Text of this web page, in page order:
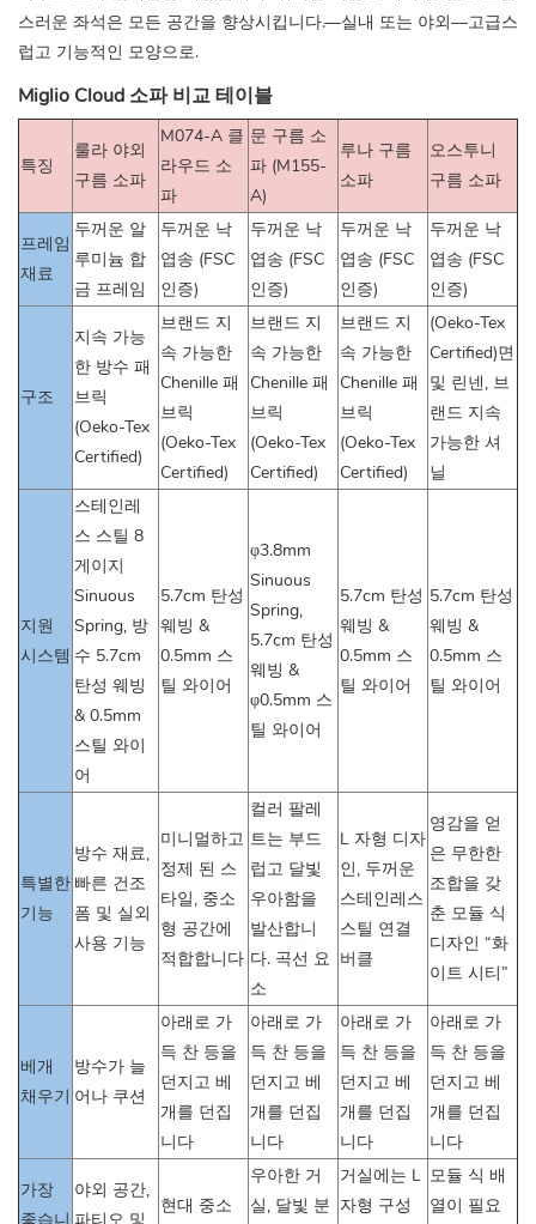
스러운 좌석은 모든 공간을 향상시킵니다.—실내 또는 야외—고급스
럽고 기능적인 모양으로.
Miglio Cloud 소파 비교 테이블
특징
룰라 야외
구름 소파
M074-A 클
라우드 소
파
문 구름 소
파 (M155-
A)
루나 구름
소파
오스투니
구름 소파
프레임
재료
두꺼운 알
루미늄 합
금 프레임
두꺼운 낙
엽송 (FSC
인증)
두꺼운 낙
엽송 (FSC
인증)
두꺼운 낙
엽송 (FSC
인증)
두꺼운 낙
엽송 (FSC
인증)
구조
지속 가능
한 방수 패
브릭
(Oeko-Tex
Certified)
브랜드 지
속 가능한
Chenille 패
브릭
(Oeko-Tex
Certified)
브랜드 지
속 가능한
Chenille 패
브릭
(Oeko-Tex
Certified)
브랜드 지
속 가능한
Chenille 패
브릭
(Oeko-Tex
Certified)
(Oeko-Tex
Certified)면
및 린넨, 브
랜드 지속
가능한 셔
닐
지원
시스템
스테인레
스 스틸 8
게이지
Sinuous
Spring, 방
수 5.7cm
탄성 웨빙
& 0.5mm
스틸 와이
어
5.7cm 탄성
웨빙 &
0.5mm 스
틸 와이어
φ3.8mm
Sinuous
Spring,
5.7cm 탄성
웨빙 &
φ0.5mm 스
틸 와이어
5.7cm 탄성
웨빙 &
0.5mm 스
틸 와이어
5.7cm 탄성
웨빙 &
0.5mm 스
틸 와이어
특별한
기능
방수 재료,
빠른 건조
폼 및 실외
사용 기능
미니멀하고
정제 된 스
타일, 중소
형 공간에
적합합니다
컬러 팔레
트는 부드
럽고 달빛
우아함을
발산합니
다. 곡선 요
소
L 자형 디자
인, 두꺼운
스테인레스
스틸 연결
버클
영감을 얻
은 무한한
조합을 갖
춘 모듈 식
디자인 “화
이트 시티”
베개
채우기
방수가 늘
어나 쿠션
아래로 가
득 찬 등을
던지고 베
개를 던집
니다
아래로 가
득 찬 등을
던지고 베
개를 던집
니다
아래로 가
득 찬 등을
던지고 베
개를 던집
니다
아래로 가
득 찬 등을
던지고 베
개를 던집
니다
가장
야외 공간,
현대 중소
우아한 거
실, 달빛 분
거실에는 L
자형 구성
모듈 식 배
열이 필요